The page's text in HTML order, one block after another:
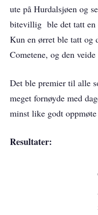
ute på Hurdalsjøen og
bitevillig ble det tatt en
Kun en ørret ble tatt og
Cometene, og den
Det ble premier til alle
meget fornøyde med
minst like godt
Resultater: